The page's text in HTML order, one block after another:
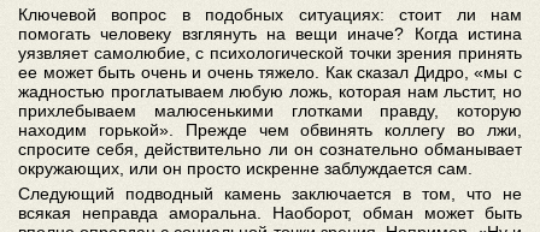
Ключевой вопрос в подобных ситуациях: стоит ли нам
помогать человеку взглянуть на вещи иначе? Когда истина
уязвляет самолюбие, с психологической точки зрения принять
ее может быть очень и очень тяжело. Как сказал Дидро, «мы с
жадностью проглатываем любую ложь, которая нам льстит, но
прихлебываем малюсенькими глотками правду, которую
находим горькой». Прежде чем обвинять коллегу во лжи,
спросите себя, действительно ли он сознательно обманывает
окружающих, или он просто искренне заблуждается сам.
Следующий подводный камень заключается в том, что не
всякая неправда аморальна. Наоборот, обман может быть